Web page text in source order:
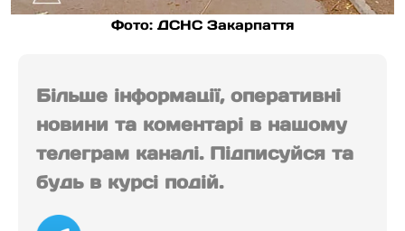
Фото: ДСНС Закарпаття
Більше інформації, оперативні
новини та коментарі в нашому
телеграм каналі. Підписуйся та
будь в курсі подій.